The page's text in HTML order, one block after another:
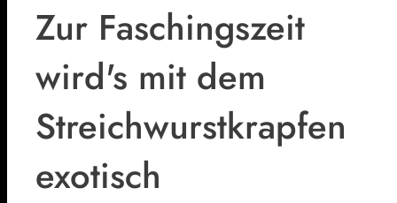
Zur Faschingszeit
wird's mit dem
Streichwurstkrapfen
exotisch